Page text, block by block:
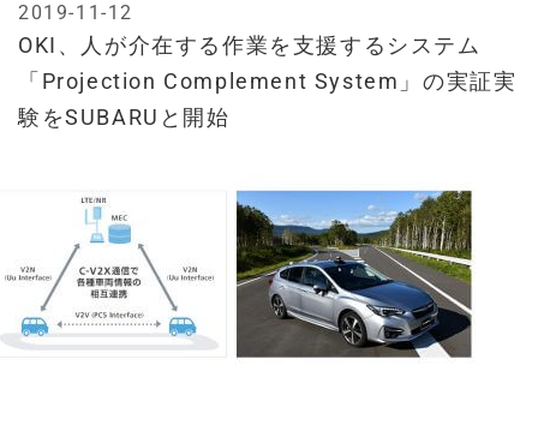
OKI、人が介在する作業を支援するシステム
「Projection Complement System」の実証実
験をSUBARUと開始
2019-11-12